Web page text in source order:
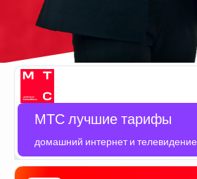
МТС лучшие тарифы
домашний интернет и телевидение